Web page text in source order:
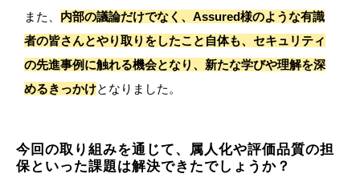
また、 内部の議論だけでなく、Assured様のような有識
者の皆さんとやり取りをしたこと自体も、セキュリティ
の先進事例に触れる機会となり、新たな学びや理解を深
めるきっかけとなりました。
今回の取り組みを通じて、属人化や評価品質の担
保といった課題は解決できたでしょうか？